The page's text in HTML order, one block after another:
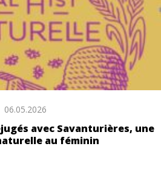
06.05.2026
avec Savanturières, une
au féminin